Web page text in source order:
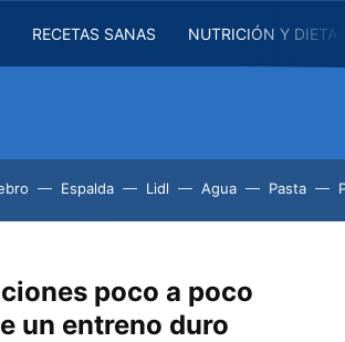
RECETAS SANAS NUTRICIÓN Y
DE Espalda Lidl Agua Pasta
poco a poco
un entreno duro